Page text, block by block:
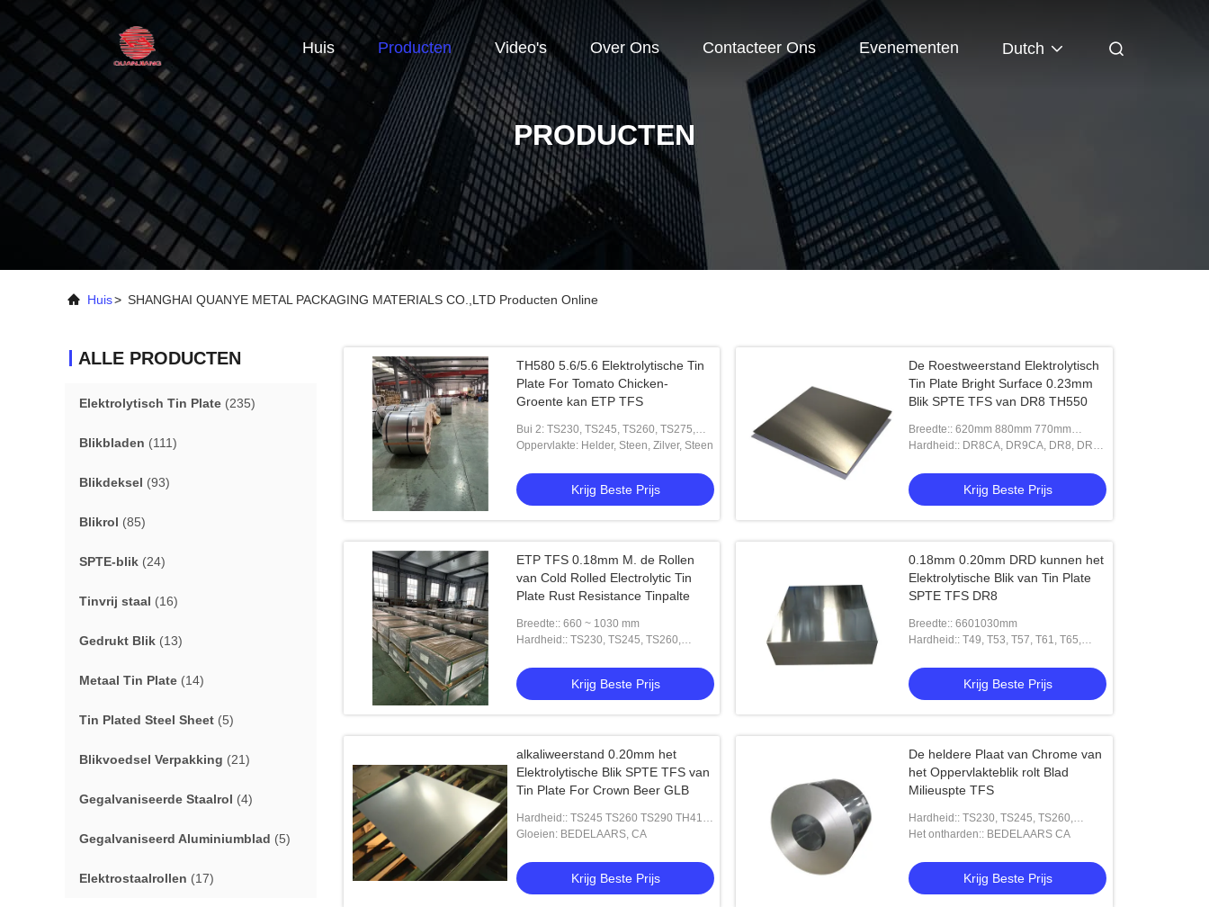
Huis Producten Video's Over Ons Contacteer Ons Evenementen Dutch
PRODUCTEN
Huis> SHANGHAI QUANYE METAL PACKAGING MATERIALS CO.,LTD Producten Online
ALLE PRODUCTEN
Elektrolytisch Tin Plate (235)
Blikbladen (111)
Blikdeksel (93)
Blikrol (85)
SPTE-blik (24)
Tinvrij staal (16)
Gedrukt Blik (13)
Metaal Tin Plate (14)
Tin Plated Steel Sheet (5)
Blikvoedsel Verpakking (21)
Gegalvaniseerde Staalrol (4)
Gegalvaniseerd Aluminiumblad (5)
Elektrostaalrollen (17)
TH580 5.6/5.6 Elektrolytische Tin
Plate For Tomato Chicken-
Groente kan ETP TFS
Bui 2: TS230, TS245, TS260, TS275,
TS290, TH415, TH435, TH520, TH550,
Oppervlakte: Helder, Steen, Zilver, Steen
Krijg Beste Prijs
De Roestweerstand Elektrolytisch
Tin Plate Bright Surface 0.23mm
Blik SPTE TFS van DR8 TH550
Breedte:: 620mm 880mm 770mm
980mm 960mm of aangepast
Hardheid:: DR8CA, DR9CA, DR8, DR9,
T4BA, L T5CA K, T3BA, T2.5BA, T2.5CA,
Krijg Beste Prijs
ETP TFS 0.18mm M. de Rollen
van Cold Rolled Electrolytic Tin
Plate Rust Resistance Tinpalte
Breedte:: 660 ~ 1030 mm
Hardheid:: TS230, TS245, TS260,
TH550, TH580, TH620
Krijg Beste Prijs
0.18mm 0.20mm DRD kunnen het
Elektrolytische Blik van Tin Plate
SPTE TFS DR8
Breedte:: 6601030mm
Hardheid:: T49, T53, T57, T61, T65,
Krijg Beste Prijs
alkaliweerstand 0.20mm het
Elektrolytische Blik SPTE TFS van
Tin Plate For Crown Beer GLB
Hardheid:: TS245 TS260 TS290 TH415
TH435 TH550 TH580
Gloeien: BEDELAARS, CA
Krijg Beste Prijs
De heldere Plaat van Chrome van
het Oppervlakteblik rolt Blad
Milieuspte TFS
Hardheid:: TS230, TS245, TS260,
TS275, TS290, TH415, TH435, TH520,
Het ontharden:: BEDELAARS CA
Krijg Beste Prijs